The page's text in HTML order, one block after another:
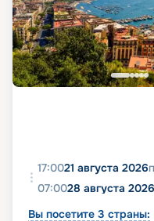
17:0021 августа 2026
07:0028 августа 2026
Вы посетите 3 страны: